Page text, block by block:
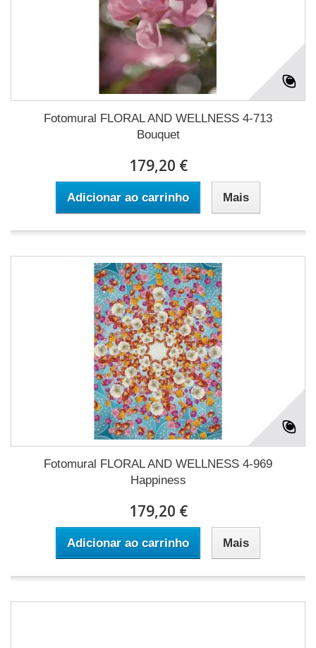
Fotomural FLORAL AND WELLNESS 4-713
Bouquet
179,20 €
Adicionar ao carrinho Mais
Fotomural FLORAL AND WELLNESS 4-969
Happiness
179,20 €
Adicionar ao carrinho Mais